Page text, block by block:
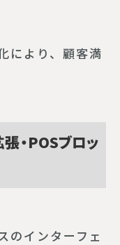
により、顧客満
・POSブロッ
のインターフェ